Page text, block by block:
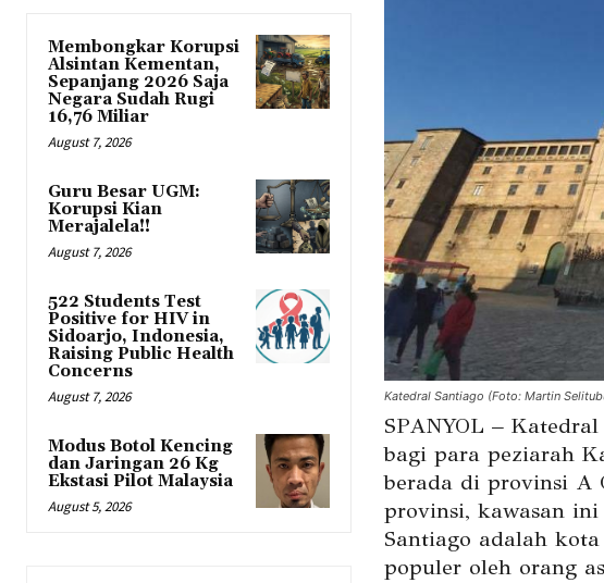
Membongkar Korupsi
Alsintan Kementan,
Sepanjang 2026 Saja
Negara Sudah Rugi
16,76 Miliar
August 7, 2026
Guru Besar UGM:
Korupsi Kian
Merajalela!!
August 7, 2026
522 Students Test
Positive for HIV in
Sidoarjo, Indonesia,
Raising Public Health
Concerns
August 7, 2026
Modus Botol Kencing
dan Jaringan 26 Kg
Ekstasi Pilot Malaysia
August 5, 2026
Katedral Santiago (Foto: Martin
SPANYOL –
bagi para peziarah
berada di provinsi A
provinsi, kawasan
Santiago adalah
populer oleh orang